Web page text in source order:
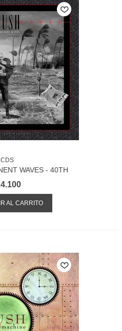
CDS
WAVES - 40TH
2CD
AL CARRITO